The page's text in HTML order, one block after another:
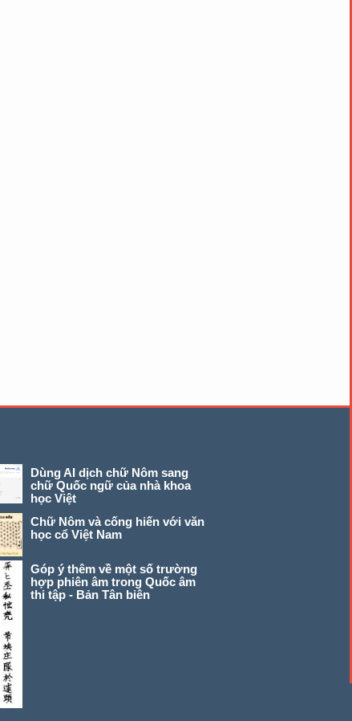
Dùng AI dịch chữ Nôm sang
chữ Quốc ngữ của nhà khoa
học Việt
Chữ Nôm và cống hiến với văn
học cổ Việt Nam
Góp ý thêm về một số trường
hợp phiên âm trong Quốc âm
thi tập - Bản Tân biên